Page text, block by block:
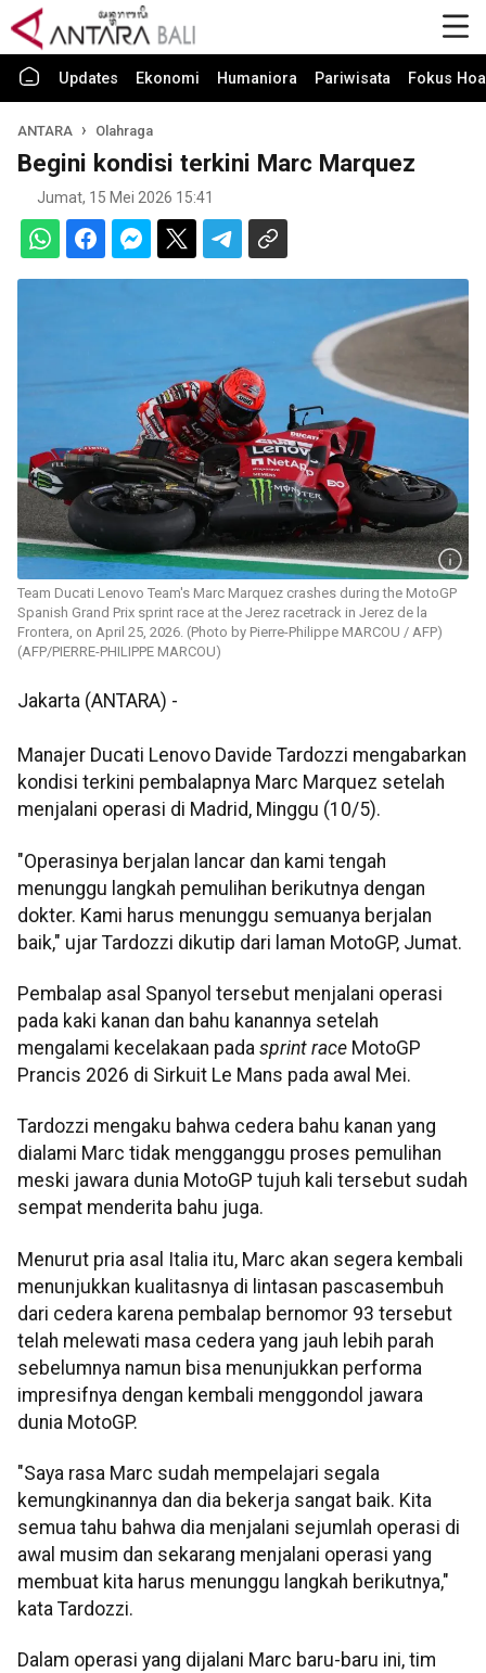
Updates Ekonomi Humaniora Pariwisata Fokus
ANTARA Olahraga
Begini kondisi terkini Marc Marquez
Jumat, 15 Mei 2026 15:41
Team Ducati Lenovo Team's Marc Marquez crashes during the MotoGP
Spanish Grand Prix sprint race at the Jerez racetrack in Jerez de la
Frontera, on April 25, 2026. (Photo by Pierre-Philippe MARCOU / AFP)
(AFP/PIERRE-PHILIPPE MARCOU)
Jakarta (ANTARA) -
Manajer Ducati Lenovo Davide Tardozzi mengabarkan
kondisi terkini pembalapnya Marc Marquez setelah
menjalani operasi di Madrid, Minggu (10/5).
"Operasinya berjalan lancar dan kami tengah
menunggu langkah pemulihan berikutnya dengan
dokter. Kami harus menunggu semuanya berjalan
baik," ujar Tardozzi dikutip dari laman MotoGP, Jumat.
Pembalap asal Spanyol tersebut menjalani operasi
pada kaki kanan dan bahu kanannya setelah
mengalami kecelakaan pada sprint race MotoGP
Prancis 2026 di Sirkuit Le Mans pada awal Mei.
Tardozzi mengaku bahwa cedera bahu kanan yang
dialami Marc tidak mengganggu proses pemulihan
meski jawara dunia MotoGP tujuh kali tersebut sudah
sempat menderita bahu juga.
Menurut pria asal Italia itu, Marc akan segera kembali
menunjukkan kualitasnya di lintasan pascasembuh
dari cedera karena pembalap bernomor 93 tersebut
telah melewati masa cedera yang jauh lebih parah
sebelumnya namun bisa menunjukkan performa
impresifnya dengan kembali menggondol jawara
dunia MotoGP.
"Saya rasa Marc sudah mempelajari segala
kemungkinannya dan dia bekerja sangat baik. Kita
semua tahu bahwa dia menjalani sejumlah operasi di
awal musim dan sekarang menjalani operasi yang
membuat kita harus menunggu langkah berikutnya,"
kata Tardozzi.
Dalam operasi yang dijalani Marc baru-baru ini, tim